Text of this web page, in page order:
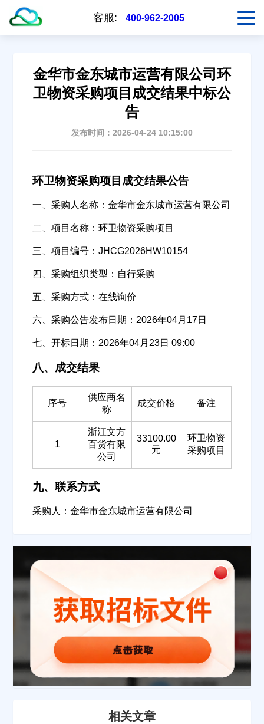
客服: 400-962-2005
金华市金东城市运营有限公司环
卫物资采购项目成交结果中标公
告
发布时间：2026-04-24 10:15:00
环卫物资采购项目成交结果公告
一、采购人名称：金华市金东城市运营有限公司
二、项目名称：环卫物资采购项目
三、项目编号：JHCG2026HW10154
四、采购组织类型：自行采购
五、采购方式：在线询价
六、采购公告发布日期：2026年04月17日
七、开标日期：2026年04月23日 09:00
八、成交结果
序号
供应商名
称
成交价格 备注
1
浙江文方
百货有限
公司
33100.00
元
环卫物资
采购项目
九、联系方式
采购人：金华市金东城市运营有限公司
相关文章
欢迎入驻供应商
公司名称
公司所在地
请选择省市
经办人